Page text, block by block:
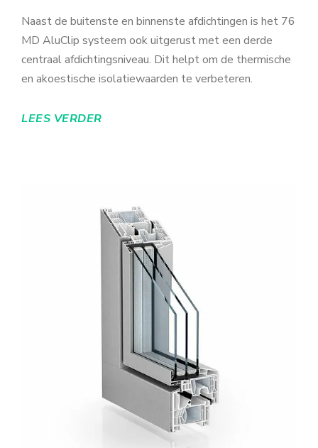
Naast de buitenste en binnenste afdichtingen is het 76
MD AluClip systeem ook uitgerust met een derde
centraal afdichtingsniveau. Dit helpt om de thermische
en akoestische isolatiewaarden te verbeteren.
LEES VERDER